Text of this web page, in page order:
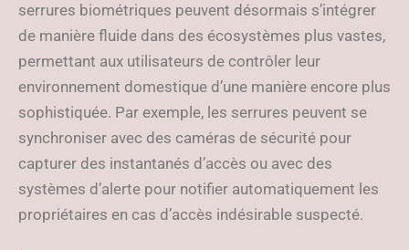
serrures biométriques peuvent désormais s’intégrer
de manière fluide dans des écosystèmes plus vastes,
permettant aux utilisateurs de contrôler leur
environnement domestique d’une manière encore plus
sophistiquée. Par exemple, les serrures peuvent se
synchroniser avec des caméras de sécurité pour
capturer des instantanés d’accès ou avec des
systèmes d’alerte pour notifier automatiquement les
propriétaires en cas d’accès indésirable suspecté.